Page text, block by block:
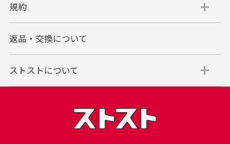
規約
返品・交換について
ストストについて